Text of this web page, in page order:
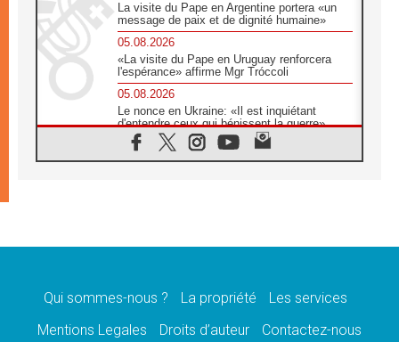
La visite du Pape en Argentine portera «un
message de paix et de dignité humaine»
05.08.2026
«La visite du Pape en Uruguay renforcera
l'espérance» affirme Mgr Tróccoli
05.08.2026
Le nonce en Ukraine: «Il est inquiétant
d'entendre ceux qui bénissent la guerre»
05.08.2026
Léon XIV au Pérou, une lueur d'espoir pour
décès du cardinal Júlio Langa
Le Pape attendu en novembre en Uruguay,
Qui sommes-nous ? La propriété
Les services
Mentions Legales
Droits d’auteur Contactez-nous